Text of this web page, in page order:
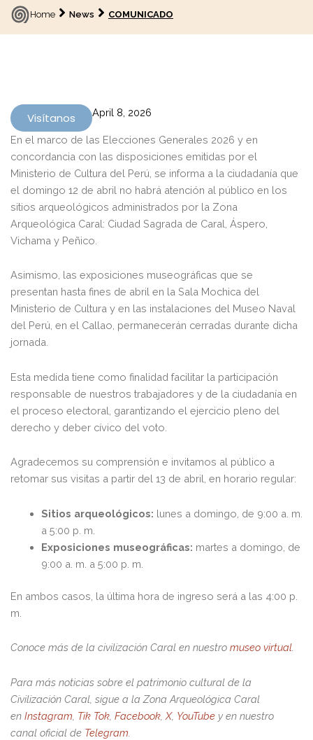
Home News COMUNICADO
Visítanos April 8, 2026
En el marco de las Elecciones Generales 2026 y en
concordancia con las disposiciones emitidas por el
Ministerio de Cultura del Perú, se informa a la ciudadanía que
el domingo 12 de abril no habrá atención al público en los
sitios arqueológicos administrados por la Zona
Arqueológica Caral: Ciudad Sagrada de Caral, Áspero,
Vichama y Peñico.
Asimismo, las exposiciones museográficas que se
presentan hasta fines de abril en la Sala Mochica del
Ministerio de Cultura y en las instalaciones del Museo Naval
del Perú, en el Callao, permanecerán cerradas durante dicha
jornada.
Esta medida tiene como finalidad facilitar la participación
responsable de nuestros trabajadores y de la ciudadanía en
el proceso electoral, garantizando el ejercicio pleno del
derecho y deber cívico del voto.
Agradecemos su comprensión e invitamos al público a
retomar sus visitas a partir del 13 de abril, en horario regular:
Sitios arqueológicos: lunes a domingo, de 9:00 a. m.
a 5:00 p. m.
Exposiciones museográficas: martes a domingo, de
9:00 a. m. a 5:00 p. m.
En ambos casos, la última hora de ingreso será a las 4:00 p.
m.
Conoce más de la civilización Caral en nuestro museo virtual
Para más noticias sobre el patrimonio cultural de la
Civilización Caral, sigue a la Zona Arqueológica Caral
en Instagram Tik Tok Facebook X, YouTube y en nuestro
canal oficial de Telegram